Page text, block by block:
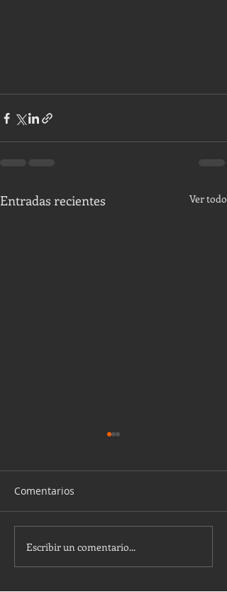
Entradas recientes Ver todo
𝑪𝒓𝒖𝒄𝒆𝒓𝒐 𝑫𝒊𝒔𝒏𝒆𝒚 - 𝑨𝒓𝒈𝒆𝒏𝒕𝒊𝒏𝒂
🇦🇷
Comentarios
Escribir un comentario...